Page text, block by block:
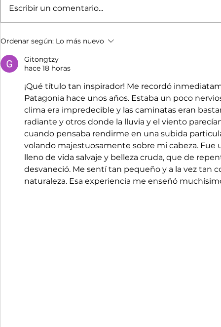
🌙 ADVENTRIX DE NOCHE:
GRUPOS QUE DUERMEN
AQUÍ
Escribir un comentario...
Ordenar según: Lo más nuevo
Gitongtzy
hace 18 horas
¡Qué título tan inspirador! Me recordó
Patagonia hace unos años. Estaba un poco
clima era impredecible y las caminatas eran
radiante y otros donde la lluvia y el viento
cuando pensaba rendirme en una subida
volando majestuosamente sobre mi cabeza.
lleno de vida salvaje y belleza cruda, que de
desvaneció. Me sentí tan pequeño y a la vez tan
naturaleza. Esa experiencia me enseñó